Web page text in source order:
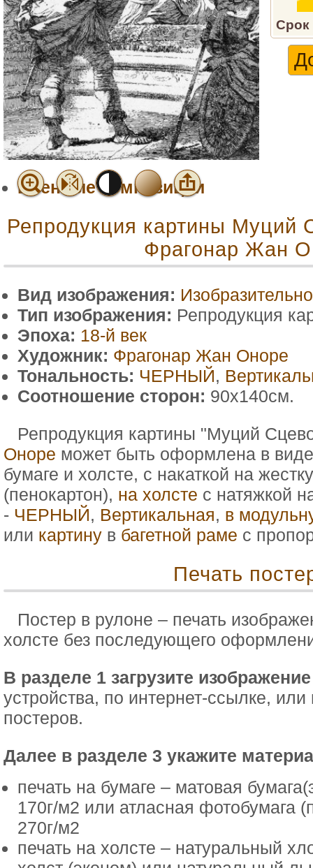
Срок
Военные композиции
Репродукция картины Муций
Фрагонар Жан
Вид изображения:
Тип изображения: Репродукция
Эпоха: 18-й век
Художник: Фрагонар Жан Оноре
Тональность: ЧЕРНЫЙ,
Соотношение сторон: 90x140см.
Репродукция картины "Муций
Оноре может быть оформлена в
бумаге и холсте, с накаткой на
(пенокартон), на холсте с натяжкой
- ЧЕРНЫЙ, Вертикальная, в
или картину в багетной раме с
Печать
Постер в рулоне – печать
холсте без последующего
В разделе 1 загрузите
устройства, по интернет-ссылке, или
постеров.
Далее в разделе 3 укажите
печать на бумаге – матовая
170г/м2 или атласная фотобумага
270г/м2
печать на холсте – натуральный